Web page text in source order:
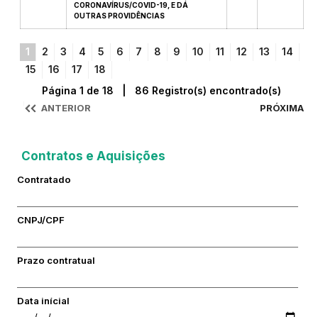
CORONAVÍRUS/COVID-19, E DÁ
OUTRAS PROVIDÊNCIAS
1 2 3 4 5 6 7 8 9 10 11 12 13
14
15
16 17 18
ANTERIOR
Página 1 de 18 | 86 Registro(s) encontrado(s)
PRÓXIMA
Contratos e Aquisições
Contratado
CNPJ/CPF
Prazo contratual
Data inícial